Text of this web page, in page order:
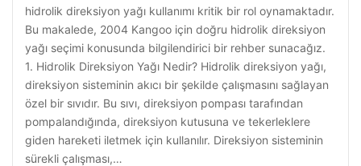
hidrolik direksiyon yağı kullanımı kritik bir rol oynamaktadır.
Bu makalede, 2004 Kangoo için doğru hidrolik direksiyon
yağı seçimi konusunda bilgilendirici bir rehber sunacağız.
1. Hidrolik Direksiyon Yağı Nedir? Hidrolik direksiyon yağı,
direksiyon sisteminin akıcı bir şekilde çalışmasını sağlayan
özel bir sıvıdır. Bu sıvı, direksiyon pompası tarafından
pompalandığında, direksiyon kutusuna ve tekerleklere
giden hareketi iletmek için kullanılır. Direksiyon sisteminin
sürekli çalışması,…